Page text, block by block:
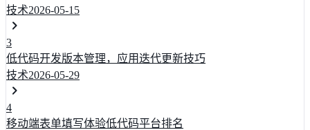
技术2026-05-15
3
低代码开发版本管理，应用迭代更新技巧
技术2026-05-29
4
移动端表单填写体验低代码平台排名